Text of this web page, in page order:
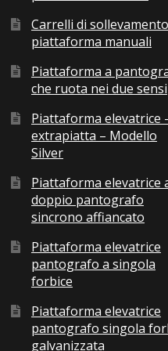
Carrelli di
piattaforma manuali
Piattaforma a
che ruota nei due sensi
Piattaforma elevatrice
extrapiatta – Modello
Silver
Piattaforma elevatrice
doppio pantografo
sincrono affiancato
Piattaforma elevatrice
pantografo a singola
forbice
Piattaforma elevatrice
pantografo singola
galvanizzata